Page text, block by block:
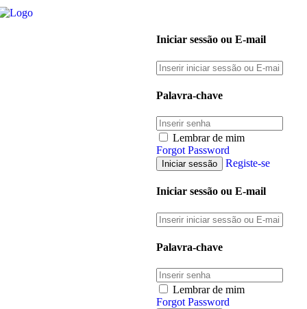
Iniciar sessão ou E-mail
Palavra-chave
Lembrar de mim
Forgot Password
Registe-se
Iniciar sessão ou E-mail
Palavra-chave
Lembrar de mim
Forgot Password